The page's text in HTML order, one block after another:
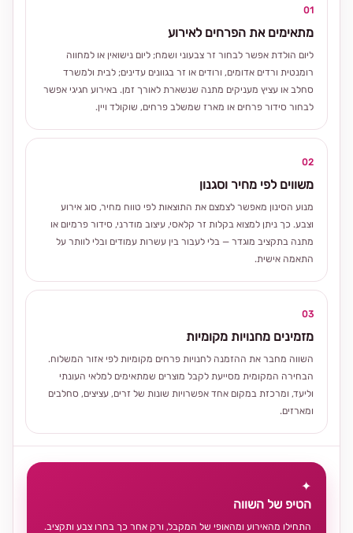
01
מתאימים את הפרחים לאירוע
ליום הולדת אפשר לבחור זר צבעוני ושמח; ליום נישואין או למחווה
רומנטית ורדים אדומים, ורודים או זר בגוונים עדינים; לבית ולמשרד
סחלב או עציץ מעניקים מתנה שנשארת לאורך זמן. באירוע חגיגי אפשר
לבחור סידור פרחים או מארז שמשלב פרחים, שוקולד ויין.
02
משווים לפי מחיר וסגנון
מנוע הסינון מאפשר לצמצם את התוצאות לפי טווח מחיר, סוג אירוע
וצבע. כך ניתן למצוא בקלות זר קלאסי, עיצוב מודרני, סידור פרמיום או
מתנה בתקציב מוגדר — בלי לעבור בין עשרות עמודים ובלי לוותר על
התאמה אישית.
03
מזמינים מחנויות מקומיות
השווה מחבר את ההזמנה לחנויות פרחים מקומיות לפי אזור המשלוח.
הבחירה המקומית מסייעת לקבל מוצרים שמתאימים למלאי העונתי
וליעד, ומרכזת במקום אחד אפשרויות שונות של זרים, עציצים, סחלבים
ומארזים.
✦
הטיפ של השווה
התחילו מהאירוע ומהאופי של המקבל, ורק אחר כך בחרו צבע ותקציב.